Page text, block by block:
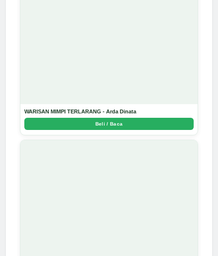
WARISAN MIMPI TERLARANG - Arda Dinata
Beli / Baca